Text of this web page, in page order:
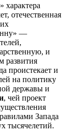
характера
отечественная
—
и
развития
проистекает и
на политику
державы и
, чей проект
Запада
тысячелетий.